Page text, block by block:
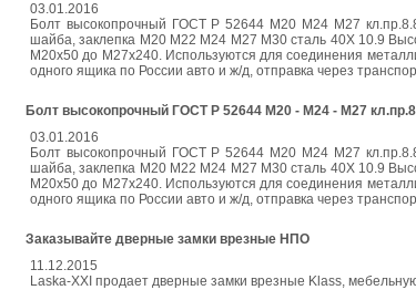
03.01.2016
Болт высокопрочный ГОСТ Р 52644 М20 М24 М27
шайба, заклепка М20 М22 М24 М27 М30 сталь 40Х 10.9
М20х50 до М27х240. Используются для соединения
одного ящика по России авто и ж/д, отправка через
Болт высокопрочный ГОСТ Р 52644 М20 - М24 - М27
03.01.2016
Болт высокопрочный ГОСТ Р 52644 М20 М24 М27
шайба, заклепка М20 М22 М24 М27 М30 сталь 40Х 10.9
М20х50 до М27х240. Используются для соединения
одного ящика по России авто и ж/д, отправка через
Заказывайте дверные замки врезные НПО
11.12.2015
Laska-XXI продает дверные замки врезные Klass,